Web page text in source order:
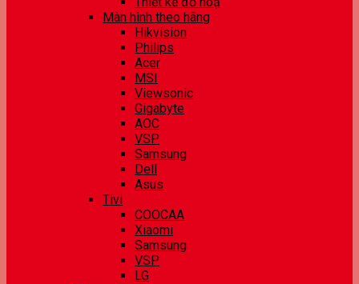
Màn hình theo hãng
Hikvision
Philips
Acer
MSI
Viewsonic
Gigabyte
AOC
VSP
Samsung
Dell
Asus
Tivi
COOCAA
Xiaomi
Samsung
VSP
LG